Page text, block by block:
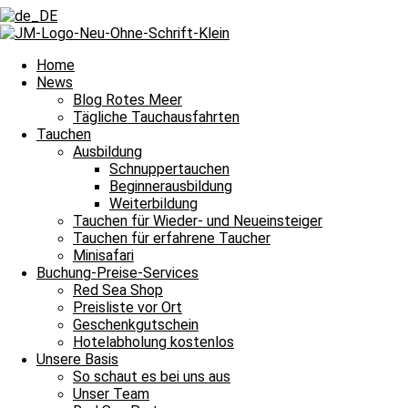
Home
News
Blog Rotes Meer
Tägliche Tauchausfahrten
Tauchen
Ausbildung
Schnuppertauchen
Beginnerausbildung
Weiterbildung
Tauchen für Wieder- und Neueinsteiger
Tauchen für erfahrene Taucher
Minisafari
Buchung-Preise-Services
Red Sea Shop
Preisliste vor Ort
Geschenkgutschein
Hotelabholung kostenlos
Unsere Basis
So schaut es bei uns aus
Unser Team
ZurückVoriger
NächsterEine Schildkröte tröstet uns
Zwei ganz bezaubernde Tauchgänge und damit heißt es Leinen los
Tauchguidesberichten an dieser Stelle jeden Tag von den
dem Meer und unter Wasser erlebt haben. Auch über die
Nachttauchgang – ihr könnt es mitverfolgen. Auch
Und das Beste? Unsere Berichte über die Tauchausfahrten unserer
lasst euch immer wieder aufs Neue verzaubern. Willkommen zu
Halbtagesfahrt
Tauchplatz 1: Carlson’s Corner